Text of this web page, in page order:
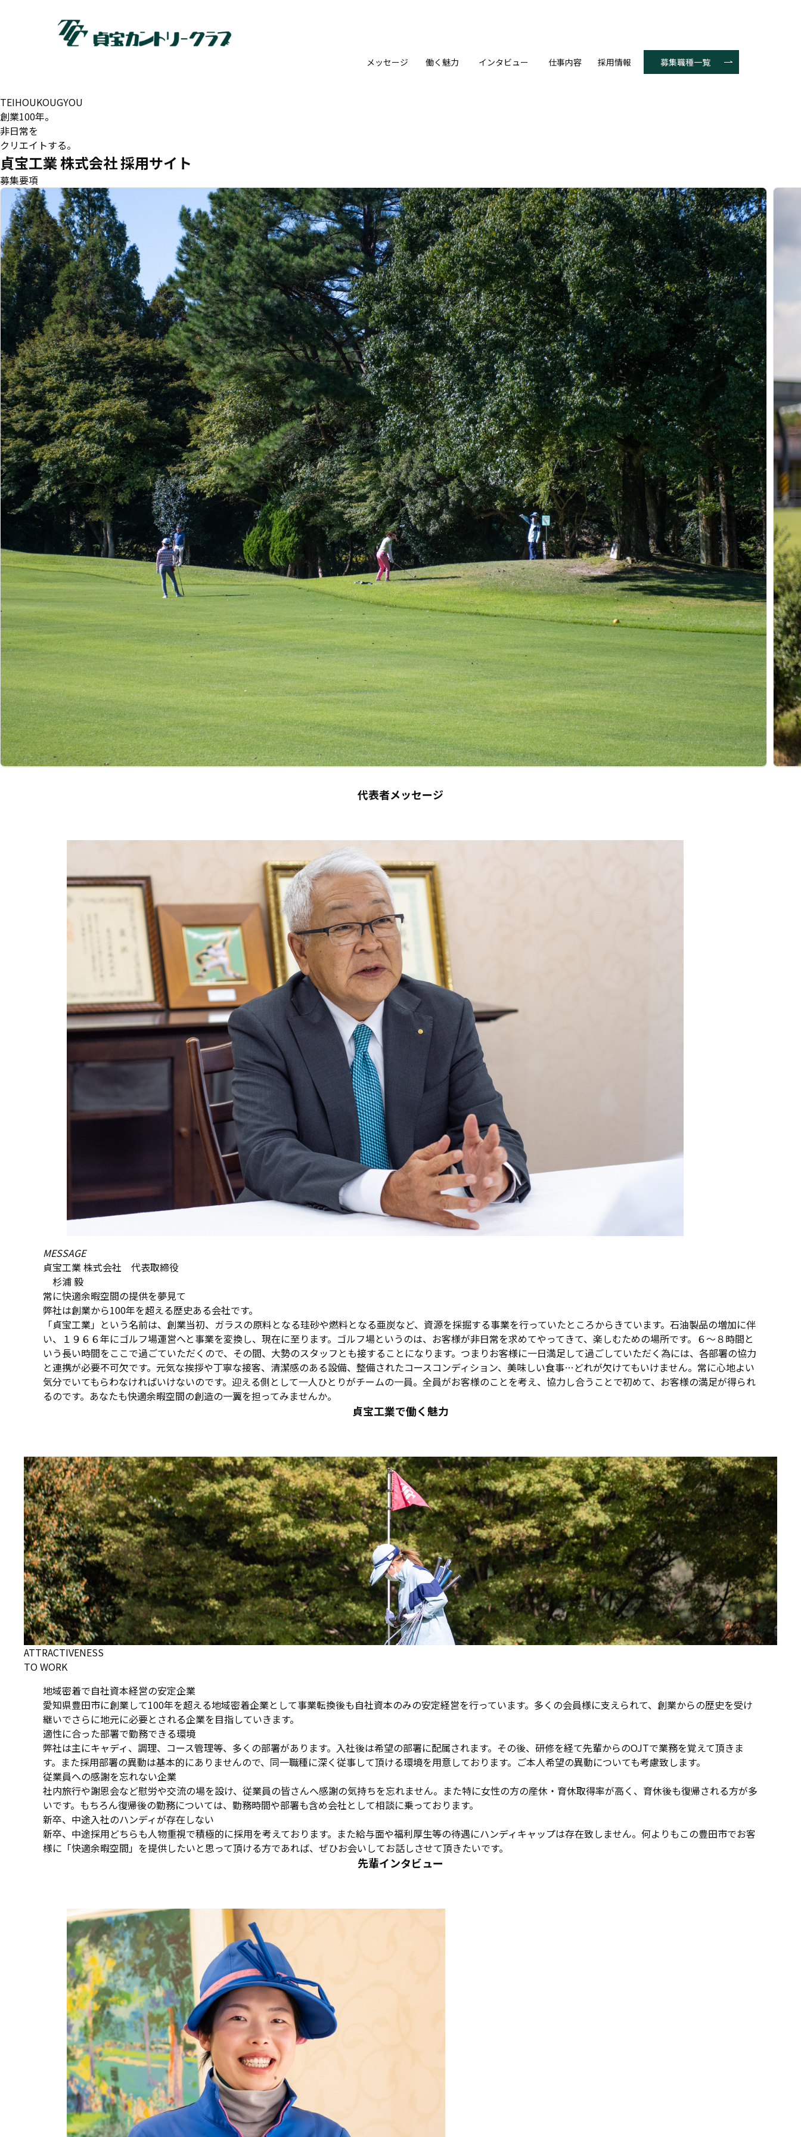
メッセージ 働く魅力 インタビュー 仕事内容 採用情報 募集職種一覧
TEIHOUKOUGYOU
創業100年。
非日常を
クリエイトする。
貞宝工業 株式会社 採用サイト
募集要項
代表者メッセージ
MESSAGE
貞宝工業 株式会社 代表取締役
杉浦 毅
常に快適余暇空間の提供を夢見て
弊社は創業から100年を超える歴史ある会社です。
「貞宝工業」という名前は、創業当初、ガラスの原料となる珪砂や燃料となる亜炭など、資源を採掘する事業を行っていたところからきています。石油製品の増加に伴
い、１９６６年にゴルフ場運営へと事業を変換し、現在に至ります。ゴルフ場というのは、お客様が非日常を求めてやってきて、楽しむための場所です。６～８時間と
いう長い時間をここで過ごていただくので、その間、大勢のスタッフとも接することになります。つまりお客様に一日満足して過ごしていただく為には、各部署の協力
と連携が必要不可欠です。元気な挨拶や丁寧な接客、清潔感のある設備、整備されたコースコンディション、美味しい食事…どれが欠けてもいけません。常に心地よい
気分でいてもらわなければいけないのです。迎える側として一人ひとりがチームの一員。全員がお客様のことを考え、協力し合うことで初めて、お客様の満足が得られ
るのです。あなたも快適余暇空間の創造の一翼を担ってみませんか。
貞宝工業で働く魅力
ATTRACTIVENESS
TO WORK
地域密着で自社資本経営の安定企業
愛知県豊田市に創業して100年を超える地域密着企業として事業転換後も自社資本のみの安定経営を行っています。多くの会員様に支えられて、創業からの歴史を受け
継いでさらに地元に必要とされる企業を目指していきます。
適性に合った部署で勤務できる環境
弊社は主にキャディ、調理、コース管理等、多くの部署があります。入社後は希望の部署に配属されます。その後、研修を経て先輩からのOJTで業務を覚えて頂きま
す。また採用部署の異動は基本的にありませんので、同一職種に深く従事して頂ける環境を用意しております。ご本人希望の異動についても考慮致します。
従業員への感謝を忘れない企業
社内旅行や謝恩会など慰労や交流の場を設け、従業員の皆さんへ感謝の気持ちを忘れません。また特に女性の方の産休・育休取得率が高く、育休後も復帰される方が多
いです。もちろん復帰後の勤務については、勤務時間や部署も含め会社として相談に乗っております。
新卒、中途入社のハンディが存在しない
新卒、中途採用どちらも人物重視で積極的に採用を考えております。また給与面や福利厚生等の待遇にハンディキャップは存在致しません。何よりもこの豊田市でお客
様に「快適余暇空間」を提供したいと思って頂ける方であれば、ぜひお会いしてお話しさせて頂きたいです。
先輩インタビュー